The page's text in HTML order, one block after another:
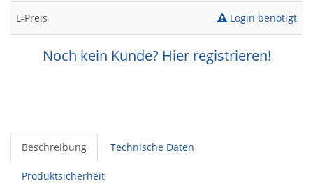
L-Preis Login benötigt
Noch kein Kunde? Hier registrieren!
Beschreibung Technische Daten
Produktsicherheit